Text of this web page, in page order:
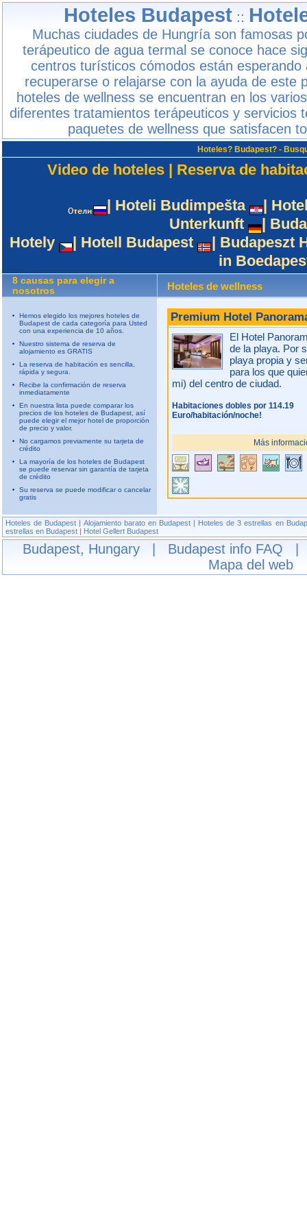
Hoteles Budapest ::
Muchas ciudades de Hungría son famosas
terápeutico de agua termal se conoce hace
centros turísticos cómodos están
recuperarse o relajarse con la ayuda de este
hoteles de wellness se encuentran en los
diferentes tratamientos terápeuticos y servicios
paquetes de wellness que satisfacen
Hoteles? Budapest? -
Video de hoteles | Reserva de
| Hoteli Budimpešta |
Unterkunft
|
Hotely
| Hotell Budapest | Budapeszt
in
8 causas para elegir a
nosotros
Hoteles de wellness
Hemos elegido los mejores hoteles de
Budapest de cada categoría para Usted
con una experiencia de 10 años.
Nuestro sistema de reserva de
alojamiento es GRATIS
La reserva de habitación es sencilla,
rápida y segura.
Recibe la confirmación de reserva
inmediatamente
En nuestra lista puede comparar los
precios de los hoteles de Budapest, así
puede elegir el mejor hotel de proporción
de precio y valor.
No cargamos previamente su tarjeta de
crédito
La mayoría de los hoteles de Budapest
se puede reservar sin garantía de tarjeta
de crédito
Su reserva se puede modificar o cancelar
gratis
Premium Hotel
El Hotel
de la playa. Por
playa propia y
para los que
mi) del centro de ciudad.
Habitaciones dobles por 114.19
Euro/habitación/noche!
Más
Hoteles de Budapest | Alojamiento barato en Budapest| Hoteles de 3 estrellas en
estrellas en Budapest | Hotel Gellert Budapest
Budapest, Hungary Budapest info FAQ
Mapa del web